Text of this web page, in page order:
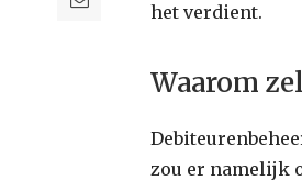
het verdient.
Waarom
zou er namelijk